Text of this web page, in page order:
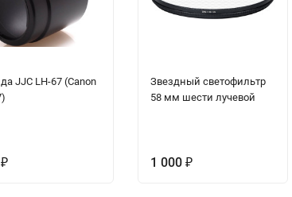
JJC LH-67 (Canon
₽
Звездный светофильтр
58 мм шести лучевой
1 000 ₽